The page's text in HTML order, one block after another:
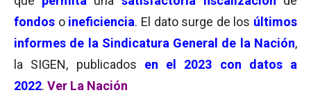
fondos o ineficiencia. El dato surge de los últimos
informes de la Sindicatura General de la Nación,
la SIGEN, publicados en el 2023 con datos a
2022. Ver La Nación